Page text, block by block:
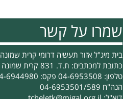
שמרו על קשר
בית מיג"ל אזור תעשיה דרומי קרית שמונה
כתובת למכתבים: ת.ד. 831 קרית שמונה 11016
טלפון: 04-6953508 פקס: 04-6944980
הנה"ח 04-6953501/589